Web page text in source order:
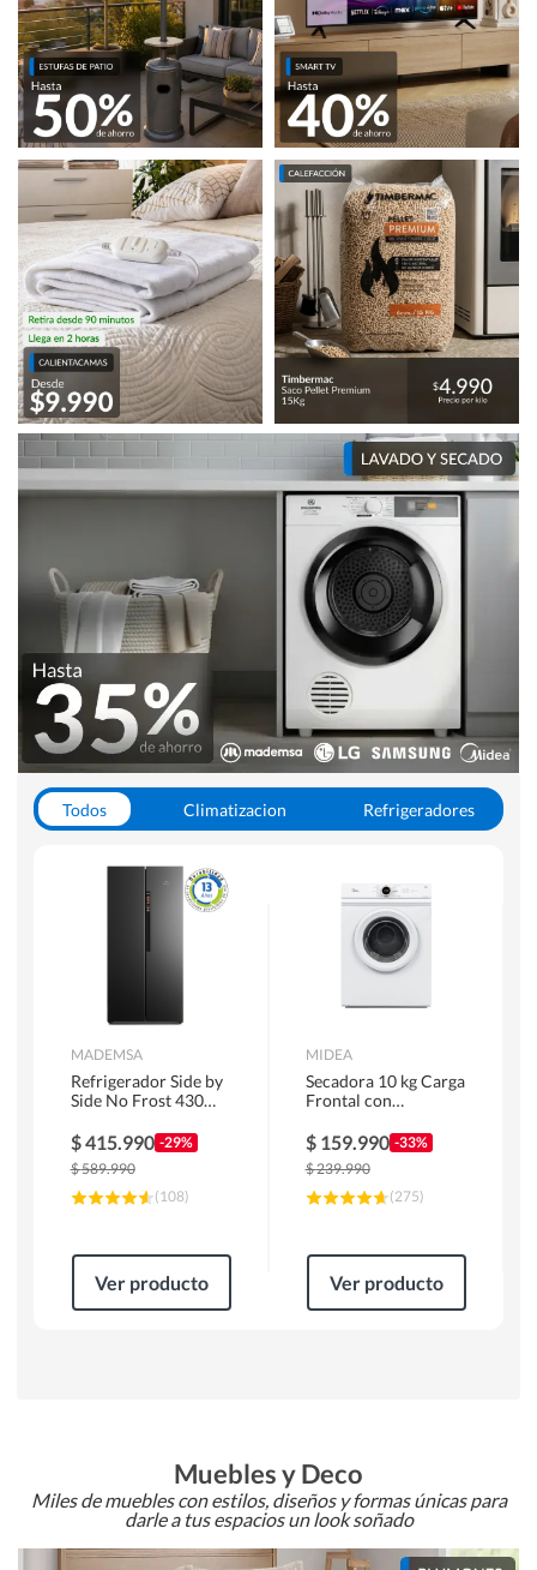
Todos Climatizacion
Refrigeradores
Hornos y Microondas
MADEMSA
Refrigerador Side by
Side No Frost 430
MAS430B
$415.990 -29%
$589.990
(108)
Ver producto
MIDEA
Secadora 10 kg Carga
Frontal con
MD100A100/W2
$ 159.990 -33%
$239.990
(275)
Ver producto
Muebles y Deco
Miles de muebles con estilos, diseños y formas únicas para
darle a tus espacios un look soñado